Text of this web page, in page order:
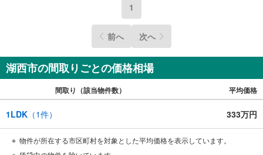
1
前へ 次へ
湖西市の間取りごとの価格相場
間取り（該当物件数） 平均価格
1LDK （1件） 333万円
物件が所在する市区町村を対象とした平均価格を表示しています。